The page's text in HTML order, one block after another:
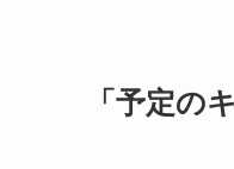
「予定の